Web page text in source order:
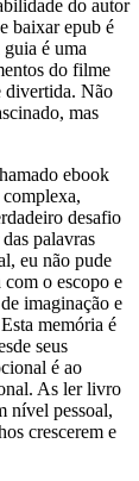
do autor
baixar epub é
é uma
do filme
divertida. Não
mas
ebook
desafio
palavras
eu não pude
o escopo e
imaginação e
memória é
seus
é ao
As ler livro
nível pessoal,
crescerem e